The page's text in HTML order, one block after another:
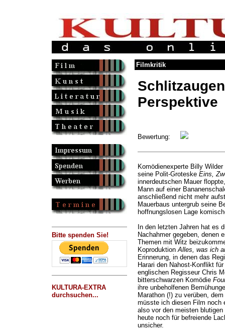
Bitte spenden Sie!
KULTURA-EXTRA
durchsuchen...
Filmkritik
Perspektive
Bewertung:
Komödienexperte Billy
seine Polit-Groteske Eins,
innerdeutschen Mauer
Mann auf einer
anschließend nicht mehr
Mauerbaus untergrub seine
hoffnungslosen Lage
In den letzten Jahren hat es
Nachahmer gegeben, denen
Themen mit Witz
KoproduktionAlles, was ich
Erinnerung, in denen das
Harari den Nahost-Konflikt
englischen Regisseur Chris
bitterschwarzen Komödie
ihre unbeholfenen
Marathon (!) zu verüben,
müsste ich diesen Film noch
also vor den meisten
heute noch für befreiende
unsicher.